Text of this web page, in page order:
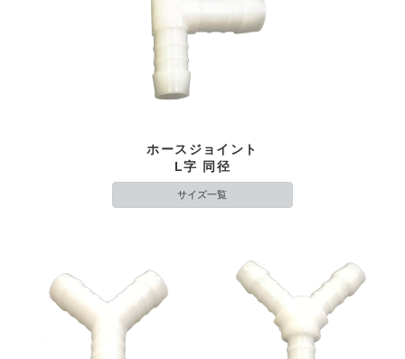
ホースジョイント
L字 同径
サイズ一覧